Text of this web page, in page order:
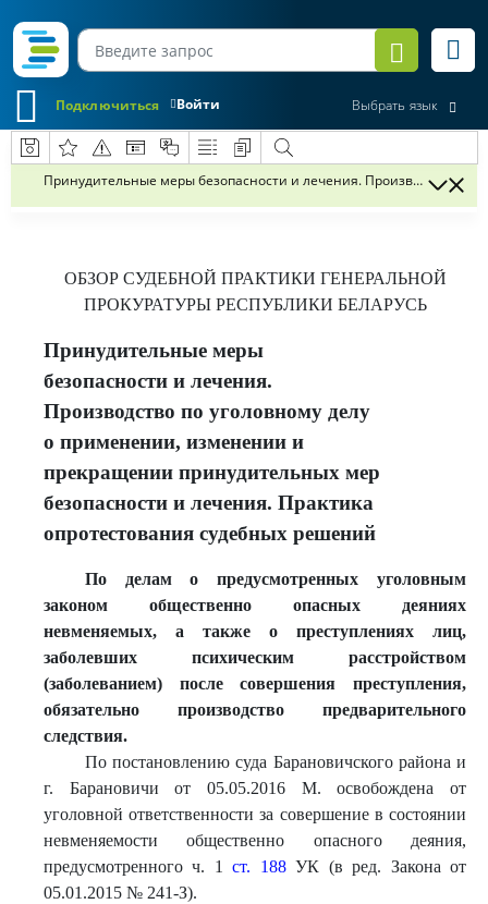
Войти
Подключиться Выбрать язык
Принудительные меры безопасности и лечения. Производство
ОБЗОР СУДЕБНОЙ ПРАКТИКИ ГЕНЕРАЛЬНОЙ
ПРОКУРАТУРЫ РЕСПУБЛИКИ БЕЛАРУСЬ
Принудительные меры
безопасности и лечения.
Производство по уголовному делу
о применении, изменении и
прекращении принудительных мер
безопасности и лечения. Практика
опротестования судебных решений
По делам о предусмотренных уголовным
законом общественно опасных деяниях
невменяемых, а также о преступлениях лиц,
заболевших психическим расстройством
(заболеванием) после совершения преступления,
обязательно производство предварительного
следствия.
По постановлению суда Барановичского района и
г. Барановичи от 05.05.2016 М. освобождена от
уголовной ответственности за совершение в состоянии
невменяемости общественно опасного деяния,
предусмотренного ч. 1ст. 188УК (в ред. Закона от
05.01.2015 № 241-З).